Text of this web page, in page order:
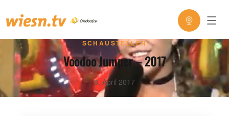
SCHAUSTELLER
Voodoo Jumper – 2017
8. April 2017